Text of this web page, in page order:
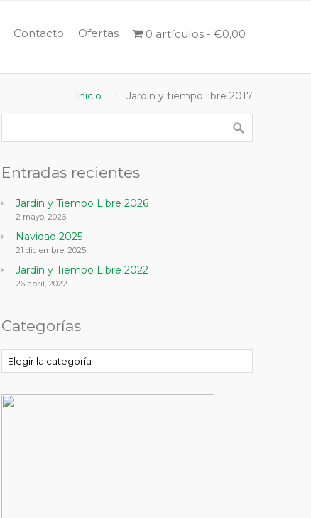
Contacto Ofertas 0 artículos €0,00
Inicio Jardín y tiempo libre 2017
Entradas recientes
Jardín y Tiempo Libre 2026
2 mayo, 2026
Navidad 2025
21 diciembre, 2025
Jardín y Tiempo Libre 2022
26 abril, 2022
Categorías
Categorías